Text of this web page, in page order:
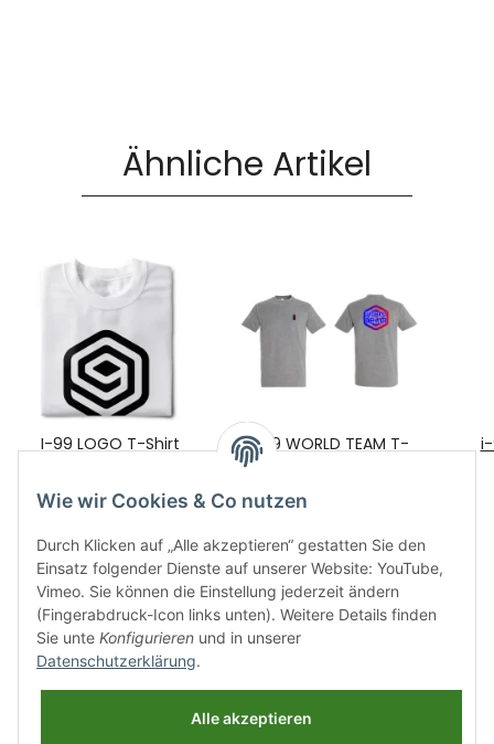
Ähnliche Artikel
I-99 LOGO T-Shirt
XXL
25,90 €*
I-99 WORLD TEAM T-
28,90 €
i-
Wie wir Cookies & Co nutzen
Durch Klicken auf „Alle akzeptieren“ gestatten Sie den
Einsatz folgender Dienste auf unserer Website: YouTube,
Vimeo. Sie können die Einstellung jederzeit ändern
(Fingerabdruck-Icon links unten). Weitere Details finden
Sie unte Konfigurieren und in unserer
Datenschutzerklärung.
Alle akzeptieren